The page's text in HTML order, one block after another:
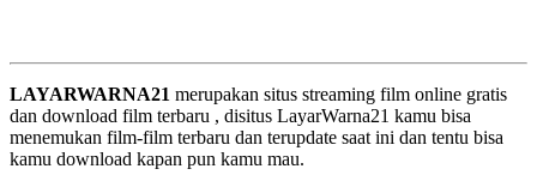
LAYARWARNA21 merupakan situs streaming film online gratis
dan download film terbaru , disitus LayarWarna21 kamu bisa
menemukan film-film terbaru dan terupdate saat ini dan tentu bisa
kamu download kapan pun kamu mau.